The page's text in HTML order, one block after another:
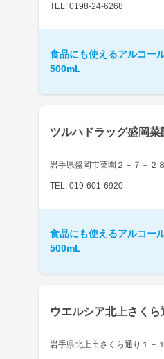
TEL: 0198-24-6268
食品にも使えるアルコー
500mL
ツルハドラッグ盛岡菜
岩手県盛岡市菜園２－７－２８
TEL: 019-601-6920
食品にも使えるアルコー
500mL
ウエルシア北上さくら
岩手県北上市さくら通り１－